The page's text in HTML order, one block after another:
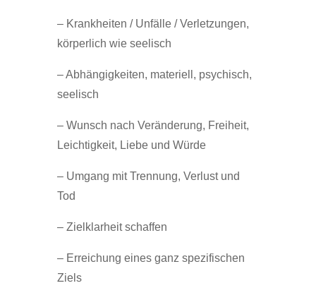
– Krankheiten / Unfälle / Verletzungen,
körperlich wie seelisch
– Abhängigkeiten, materiell, psychisch,
seelisch
– Wunsch nach Veränderung, Freiheit,
Leichtigkeit, Liebe und Würde
– Umgang mit Trennung, Verlust und
Tod
– Zielklarheit schaffen
– Erreichung eines ganz spezifischen
Ziels